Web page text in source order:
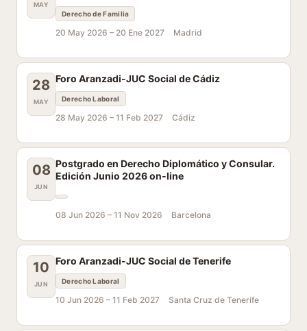
MAY
Derecho de Familia
20 May 2026 – 20 Ene 2027 Madrid
28
MAY
Foro Aranzadi-JUC Social de Cádiz
Derecho Laboral
28 May 2026 – 11 Feb 2027 Cádiz
08
JUN
Postgrado en Derecho Diplomático y Consular.
Edición Junio 2026 on-line
08 Jun 2026 – 11 Nov 2026 Barcelona
10
JUN
Foro Aranzadi-JUC Social de Tenerife
Derecho Laboral
10 Jun 2026 – 11 Feb 2027 Santa Cruz de Tenerife